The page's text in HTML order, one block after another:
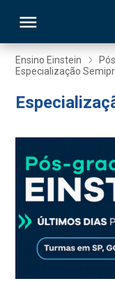
Ensino Einstein
Especialização